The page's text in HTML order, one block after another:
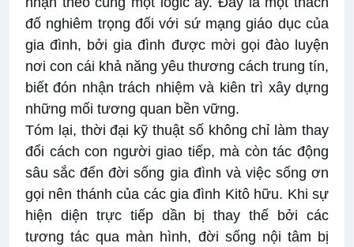
đố nghiêm trọng đối với sứ mạng giáo dục của
gia đình, bởi gia đình được mời gọi đào luyện
nơi con cái khả năng yêu thương cách trung tín,
biết đón nhận trách nhiệm và kiên trì xây dựng
những mối tương quan bền vững.
Tóm lại, thời đại kỹ thuật số không chỉ làm thay
đổi cách con người giao tiếp, mà còn tác động
sâu sắc đến đời sống gia đình và việc sống ơn
gọi nên thánh của các gia đình Kitô hữu. Khi sự
hiện diện trực tiếp dần bị thay thế bởi các
tương tác qua màn hình, đời sống nội tâm bị